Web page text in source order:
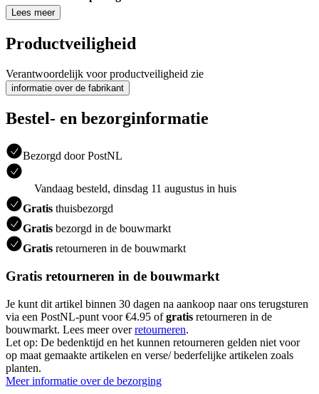
Lees meer
Productveiligheid
Verantwoordelijk voor productveiligheid zie
informatie over de fabrikant
Bestel- en bezorginformatie
Bezorgd door PostNL
Vandaag besteld, dinsdag 11 augustus in huis
Gratis thuisbezorgd
Gratis bezorgd in de bouwmarkt
Gratis retourneren in de bouwmarkt
Gratis retourneren in de bouwmarkt
Je kunt dit artikel binnen 30 dagen na aankoop naar ons terugsturen
via een PostNL-punt voor €4.95 ofgratis retourneren in de
bouwmarkt. Lees meer overretourneren.
Let op: De bedenktijd en het kunnen retourneren gelden niet voor
op maat gemaakte artikelen en verse/ bederfelijke artikelen zoals
planten.
Meer informatie over de bezorging